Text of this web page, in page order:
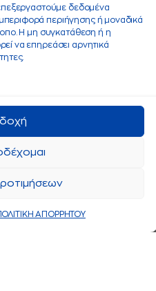
δεδομένα
περιήγησης ή μοναδικά
Η μη συγκατάθεση ή η
να επηρεάσει αρνητικά
ΑΠΟΡΡΗΤΟΥ